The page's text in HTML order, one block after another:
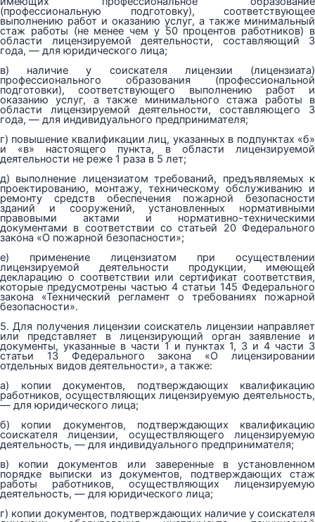
(профессиональную подготовку), соответствующее
выполнению работ и оказанию услуг, а также минимальный
стаж работы (не менее чем у 50 процентов работников) в
области лицензируемой деятельности, составляющий 3
года, — для юридического лица;
в) наличие у соискателя лицензии (лицензиата)
профессионального образования (профессиональной
подготовки), соответствующего выполнению работ и
оказанию услуг, а также минимального стажа работы в
области лицензируемой деятельности, составляющего 3
года, — для индивидуального предпринимателя;
г) повышение квалификации лиц, указанных в подпунктах «б»
и «в» настоящего пункта, в области лицензируемой
деятельности не реже 1 раза в 5 лет;
д) выполнение лицензиатом требований, предъявляемых к
проектированию, монтажу, техническому обслуживанию и
ремонту средств обеспечения пожарной безопасности
зданий и сооружений, установленных нормативными
правовыми актами и нормативно-техническими
документами в соответствии со статьей 20 Федерального
закона «О пожарной безопасности»;
е) применение лицензиатом при осуществлении
лицензируемой деятельности продукции, имеющей
декларацию о соответствии или сертификат соответствия,
которые предусмотрены частью 4 статьи 145 Федерального
закона «Технический регламент о требованиях пожарной
безопасности».
5. Для получения лицензии соискатель лицензии направляет
или представляет в лицензирующий орган заявление и
документы, указанные в части 1 и пунктах 1, 3 и 4 части 3
статьи 13 Федерального закона «О лицензировании
отдельных видов деятельности», а также:
а) копии документов, подтверждающих квалификацию
работников, осуществляющих лицензируемую деятельность,
— для юридического лица;
б) копии документов, подтверждающих квалификацию
соискателя лицензии, осуществляющего лицензируемую
деятельность, — для индивидуального предпринимателя;
в) копии документов или заверенные в установленном
порядке выписки из документов, подтверждающих стаж
работы работников, осуществляющих лицензируемую
деятельность, — для юридического лица;
г) копии документов, подтверждающих наличие у соискателя